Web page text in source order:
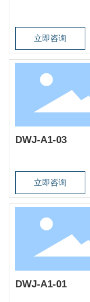
立即咨询
DWJ-A1-03
立即咨询
DWJ-A1-01